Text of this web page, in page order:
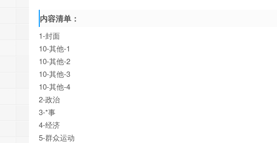
内容清单：
1-封面
10-其他-1
10-其他-2
10-其他-3
10-其他-4
2-政治
3-*事
4-经济
5-群众运动